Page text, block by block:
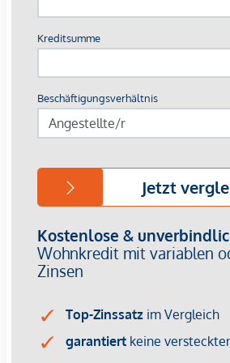
Nähe zum Franz-Josefs-Bahnhof
Wiener Innenstadt &
Minuten entfernt
Grünoasen wie der
Damit vereint das Projekt die Vorzüge
Stadtlage mit vielfältigen Erholungs-
Ihr Vorteil:
Zukunftssicheres Investment